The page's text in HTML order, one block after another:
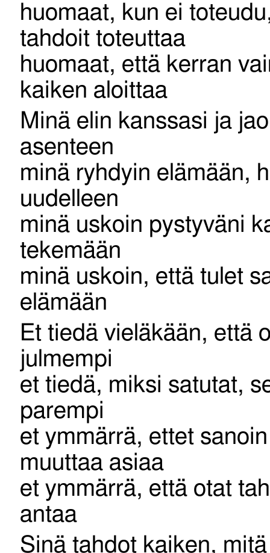
huomaat, kun ei
tahdoit toteuttaa
huomaat, että kerran
kaiken aloittaa
Minä elin kanssasi ja
asenteen
minä ryhdyin elämään,
uudelleen
minä uskoin pystyväni
tekemään
minä uskoin, että tulet
elämään
Et tiedä vieläkään, että
julmempi
et tiedä, miksi satutat,
parempi
et ymmärrä, ettet
muuttaa asiaa
et ymmärrä, että otat
antaa
Sinä tahdot kaiken,